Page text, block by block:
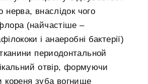
нерва, внаслідок чого
(найчастіше –
і анаеробні бактерії)
периодонтальной
отвір, формуючи
кореня зуба вогнище